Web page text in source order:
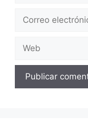
Correo
Web